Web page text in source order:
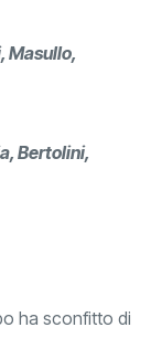
Masullo,
Bertolini,
ha sconfitto di